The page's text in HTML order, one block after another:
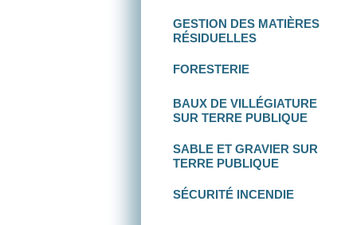
GESTION DES MATIÈRES
RÉSIDUELLES
FORESTERIE
BAUX DE VILLÉGIATURE
SUR TERRE PUBLIQUE
SABLE ET GRAVIER SUR
TERRE PUBLIQUE
SÉCURITÉ INCENDIE